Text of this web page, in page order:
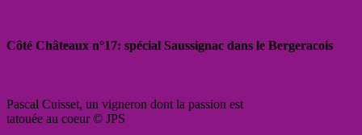
Côté Châteaux n°17: spécial Saussignac dans le Bergeracois
Pascal Cuisset, un vigneron dont la passion est
tatouée au coeur © JPS